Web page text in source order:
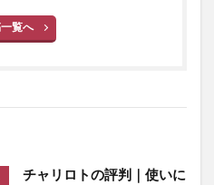
覧へ
チャリロトの評判｜使いに